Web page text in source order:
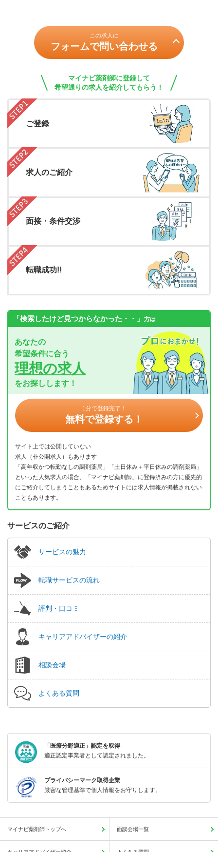
この求人に
フォームで問い合わせる
マイナビ薬剤師に登録して
希望通りの求人を紹介してもらう！
ご登録
求人のご紹介
面接・条件交渉
転職成功!!
「検索したけど見つからなかった・・」 方は
あなたの
希望条件に合う
理想の求人
をお探しします！
1分で登録完了！
無料で登録する！
サイト上では公開していない
求人（非公開求人）もあります
「高年収かつ転勤なしの調剤薬局」「土日休み＋平日休みの調剤薬局」
といった人気求人の場合、「マイナビ薬剤師」に登録済みの方に優先的
にご紹介してしまうこともあるためサイトには求人情報が掲載されない
こともあります。
サービスのご紹介
サービスの魅力
転職サービスの流れ
評判・口コミ
キャリアアドバイザーの紹介
相談会場
よくある質問
「医療分野適正」認定を取得
適正認定事業者として認定されました。
プライバシーマーク取得企業
厳密な管理基準で個人情報をお守りします。
マイナビ薬剤師トップへ 面談会場一覧